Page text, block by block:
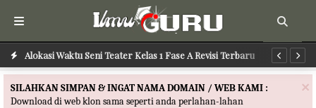
Alokasi Waktu Seni Teater Kelas 1 Fase A Revisi Terbaru
Alokasi Waktu Seni Tari Kelas 1 Fase A Revisi Terbaru
×
SILAHKAN SIMPAN & INGAT NAMA DOMAIN / WEB KAMI :
Download di web klon sama seperti anda perlahan-lahan